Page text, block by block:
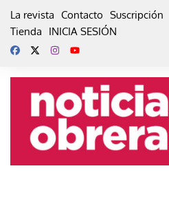
La revista Contacto Suscripción
Tienda
INICIA SESIÓN